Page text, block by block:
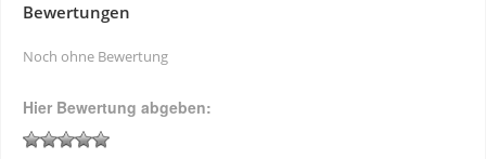
Bewertungen
Noch ohne Bewertung
Hier Bewertung abgeben: